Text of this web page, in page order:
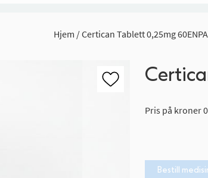
Hjem Certican Tablett 0,25mg
Pris på kroner
Bestill